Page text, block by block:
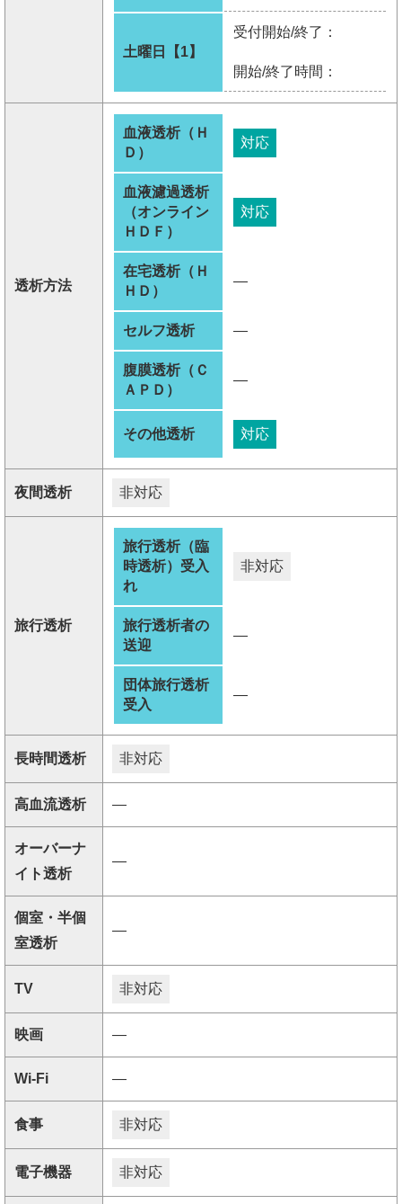
土曜日【1】
受付開始/終了：
開始/終了時間：
透析方法
血液透析（Ｈ
Ｄ）
対応
血液濾過透析
（オンライン
ＨＤＦ）
対応
在宅透析（Ｈ
ＨＤ）
―
セルフ透析 ―
腹膜透析（Ｃ
ＡＰＤ）
―
その他透析 対応
夜間透析 非対応
旅行透析
旅行透析（臨
時透析）受入
れ
非対応
旅行透析者の
送迎
―
団体旅行透析
受入
―
長時間透析 非対応
高血流透析 ―
オーバーナ
イト透析
―
個室・半個
室透析
―
TV 非対応
映画 ―
Wi-Fi ―
食事 非対応
電子機器 非対応